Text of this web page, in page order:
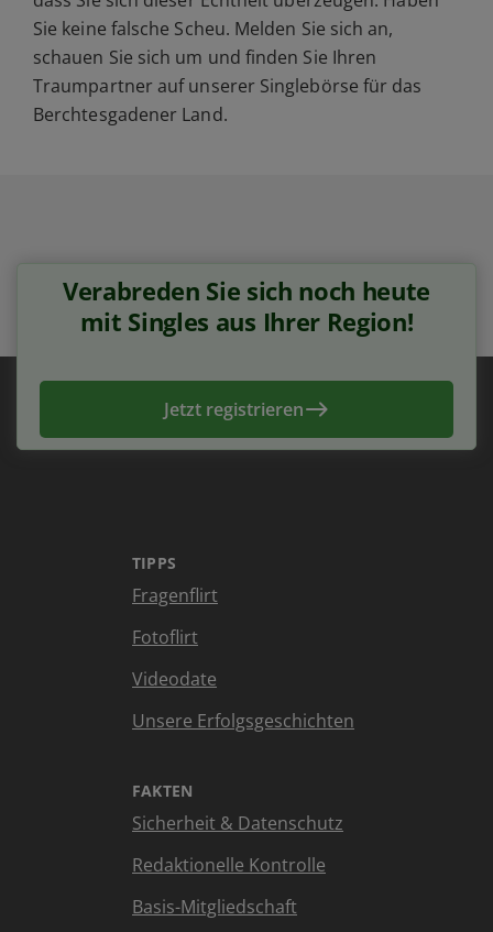
Sie keine falsche Scheu. Melden Sie sich an,
schauen Sie sich um und finden Sie Ihren
Traumpartner auf unserer Singlebörse für das
Berchtesgadener Land.
Verabreden Sie sich noch heute
mit Singles aus Ihrer Region!
Jetzt registrieren
TIPPS
Fragenflirt
Fotoflirt
Videodate
Unsere Erfolgsgeschichten
FAKTEN
Sicherheit & Datenschutz
Redaktionelle Kontrolle
Basis-Mitgliedschaft